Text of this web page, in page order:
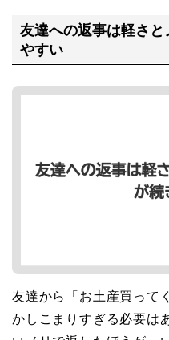
友達への返事は軽さ
やすい
友達から「お土産買って
かしこまりすぎる必要は